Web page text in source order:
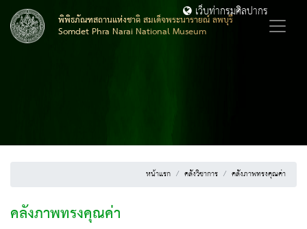
พิพิธภัณฑสถานแห่งชาติ สมเด็จพระนารายณ์ ลพบุรี
Somdet Phra Narai National Museum
เว็บท่ากรมศิลปากร
หน้าแรก คลังวิชาการ คลังภาพทรงคุณค่า
คลังภาพทรงคุณค่า